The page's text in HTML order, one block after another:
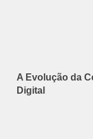
A Evolução da
Digital